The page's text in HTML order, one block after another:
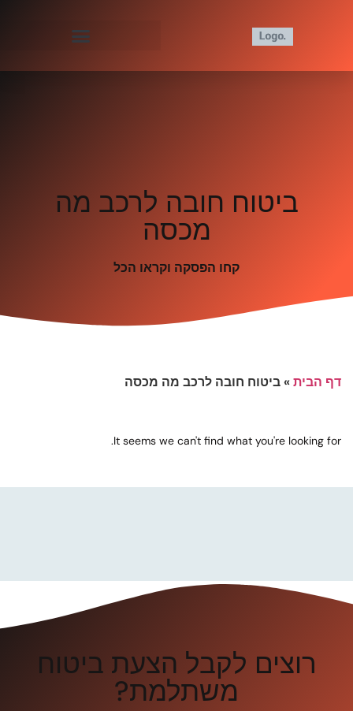
ביטוח חובה לרכב מה
מכסה
קחו הפסקה וקראו הכל
דף הבית»ביטוח חובה לרכב מה מכסה
It seems we can't find what you're looking for.
רוצים לקבל הצעת ביטוח
משתלמת?